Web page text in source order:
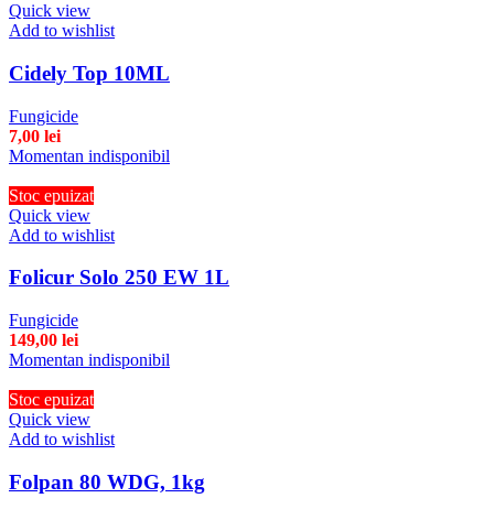
Quick view
Add to wishlist
Cidely Top 10ML
Fungicide
7,00 lei
Momentan indisponibil
Stoc epuizat
Quick view
Add to wishlist
Folicur Solo 250 EW 1L
Fungicide
149,00 lei
Momentan indisponibil
Stoc epuizat
Quick view
Add to wishlist
Folpan 80 WDG, 1kg